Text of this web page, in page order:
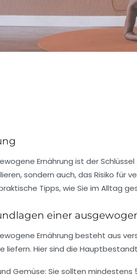
Ernährung ist der
sondern auch, das Risiko für
Tipps, wie Sie im Alltag
einer
Ernährung besteht aus
liefern. Hier sind die
Gemüse: Sie sollten mindestens